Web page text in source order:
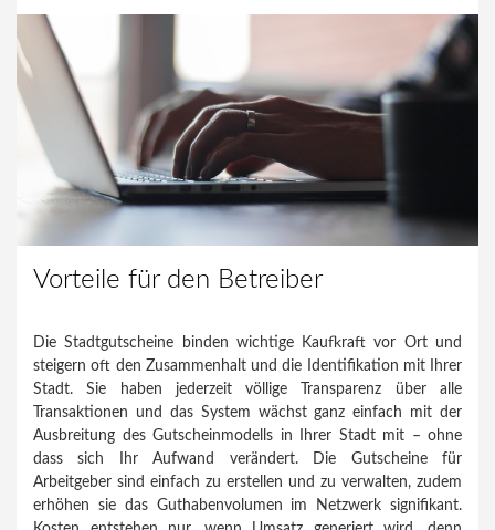
Vorteile für den Betreiber
Die Stadtgutscheine binden wichtige Kaufkraft vor Ort und
steigern oft den Zusammenhalt und die Identifikation mit Ihrer
Stadt. Sie haben jederzeit völlige Transparenz über alle
Transaktionen und das System wächst ganz einfach mit der
Ausbreitung des Gutscheinmodells in Ihrer Stadt mit – ohne
dass sich Ihr Aufwand verändert. Die Gutscheine für
Arbeitgeber sind einfach zu erstellen und zu verwalten, zudem
erhöhen sie das Guthabenvolumen im Netzwerk signifikant.